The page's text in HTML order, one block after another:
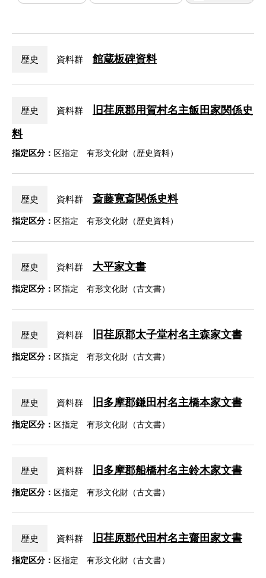
歴史 資料群 館蔵板碑資料
歴史 資料群
旧荏原郡用賀村名主飯田家関係史
料
指定区分： 区指定 有形文化財（歴史資料）
歴史 資料群 斎藤寛斎関係史料
指定区分： 区指定 有形文化財（歴史資料）
歴史 資料群 大平家文書
指定区分： 区指定 有形文化財（古文書）
歴史 資料群 旧荏原郡太子堂村名主森家文書
指定区分： 区指定 有形文化財（古文書）
歴史 資料群 旧多摩郡鎌田村名主橋本家文書
指定区分： 区指定 有形文化財（古文書）
歴史 資料群 旧多摩郡船橋村名主鈴木家文書
指定区分： 区指定 有形文化財（古文書）
歴史 資料群 旧荏原郡代田村名主齋田家文書
指定区分： 区指定 有形文化財（古文書）